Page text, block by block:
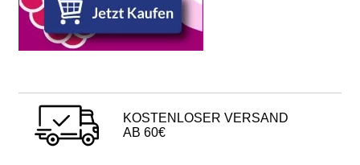
KOSTENLOSER VERSAND
AB 60€